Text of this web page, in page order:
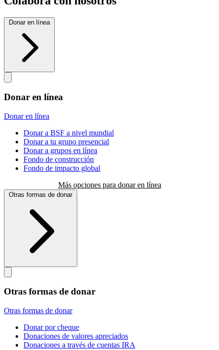
Donar en línea
Donar en línea
Donar en línea
Donar a BSF a nivel mundial
Donar a tu grupo presencial
Donar a grupos en línea
Fondo de construcción
Fondo de impacto global
Más opciones para donar en línea
Otras formas de donar
Otras formas de donar
Otras formas de donar
Donar por cheque
Donaciones de valores apreciados
Donaciones a través de cuentas IRA